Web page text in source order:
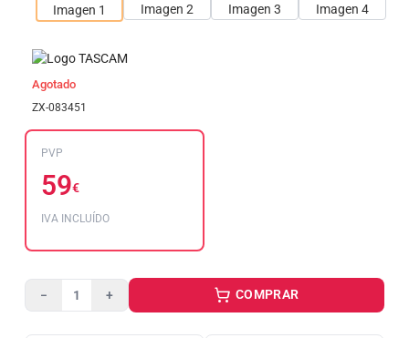
Agotado
ZX-083451
PVP
59€
IVA INCLUÍDO
− + COMPRAR